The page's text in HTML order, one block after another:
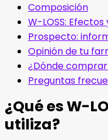
Composición
W-LOSS:
Prospecto:
Opinión de tu
¿Dónde
Preguntas
¿Qué es W-
utiliza?